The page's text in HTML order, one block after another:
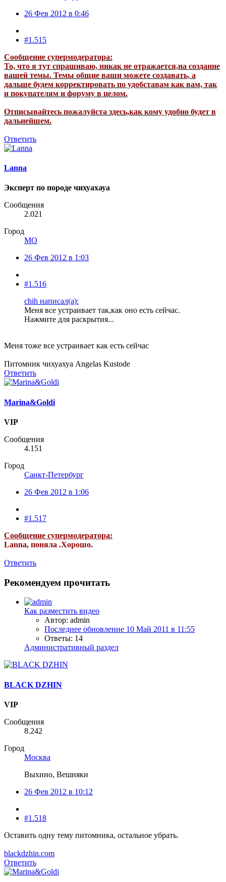
26 Фев 2012 в 0:46
#1.515
Сообщение супермодератора:
То, что я тут спрашиваю, никак не отражается,на создание
вашей темы. Темы общие ваши можете создавать, а
дальше будем корректировать по удобставам как вам, так
и покупателям и форуму в целом.
Отписывайтесь пожалуйста здесь,как кому удобно будет в
дальнейшем.
Ответить
Lanna
Эксперт по породе чихуахауа
Сообщения
2.021
Город
МО
26 Фев 2012 в 1:03
#1.516
chih написал(а):
Меня все устраивает так,как оно есть сейчас.
Нажмите для раскрытия...
Меня тоже все устраивает как есть сейчас
Питомник чихуахуа Angelas Kustode
Ответить
Marina&Goldi
VIP
Сообщения
4.151
Город
Санкт-Петербург
26 Фев 2012 в 1:06
#1.517
Сообщение супермодератора:
Lanna, поняла .Хорошо.
Ответить
Рекомендуем прочитать
Как разместить видео
Автор: admin
Последнее обновление 10 Май 2011 в 11:55
Ответы: 14
Административный раздел
BLACK DZHIN
VIP
Сообщения
8.242
Город
Москва
Выхино, Вешняки
26 Фев 2012 в 10:12
#1.518
Оставить одну тему питомника, остальное убрать.
blackdzhin.com
Ответить